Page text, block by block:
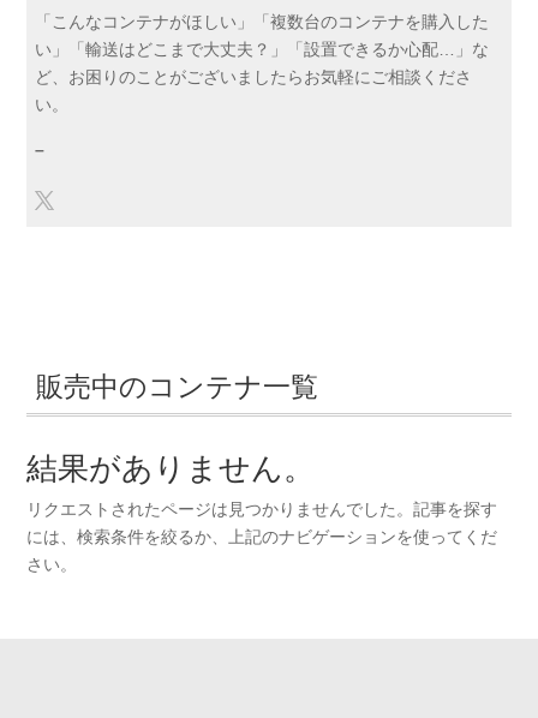
「こんなコンテナがほしい」「複数台のコンテナを購入した
い」「輸送はどこまで大丈夫？」「設置できるか心配…」な
ど、お困りのことがございましたらお気軽にご相談くださ
い。
–
販売中のコンテナ一覧
結果がありません。
リクエストされたページは見つかりませんでした。記事を探す
には、検索条件を絞るか、上記のナビゲーションを使ってくだ
さい。